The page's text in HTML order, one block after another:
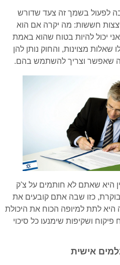
לפעול בשמך זה צעד שדורש
חששות: מה יקרה אם הוא
יכול להיות בטוח שהוא באמת
מצוינות, והחוק נותן להן
שאפשר וצריך להשתמש בהם.
היא שאתם לא חותמים על צ'ק
כזו שבה אתם קובעים את
לתת למיופה הכוח את היכולת
ושקיפות שימנעו כל סיכוי
אישית